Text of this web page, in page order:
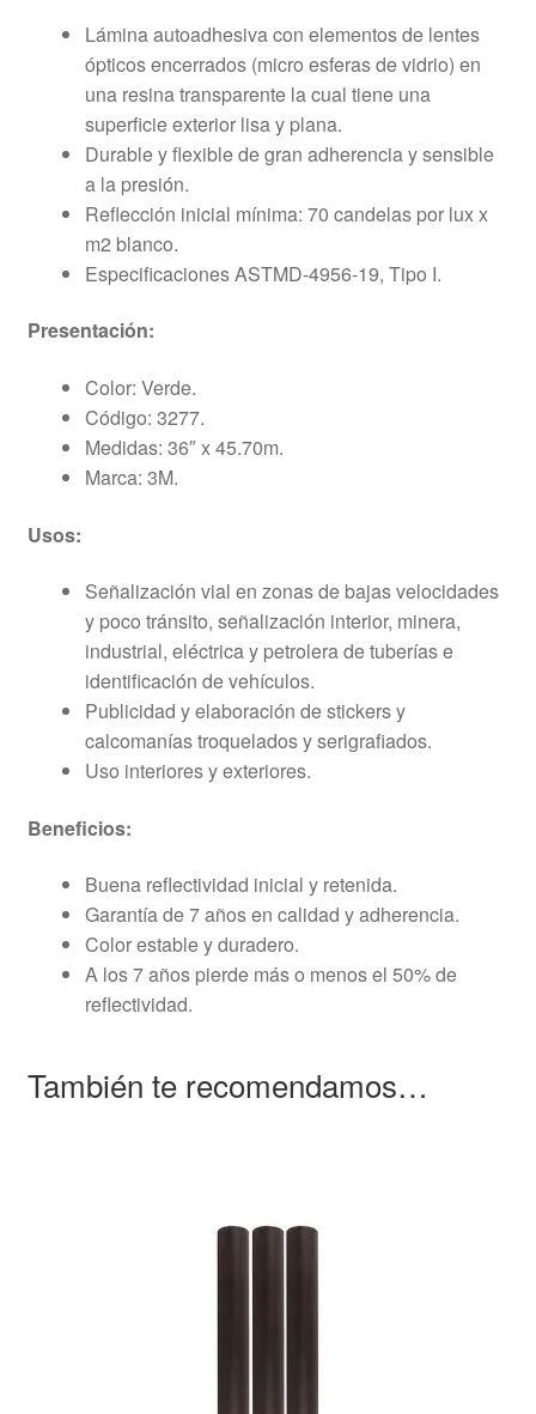
Lámina autoadhesiva con elementos de lentes
ópticos encerrados (micro esferas de vidrio) en
una resina transparente la cual tiene una
superficie exterior lisa y plana.
Durable y flexible de gran adherencia y sensible
a la presión.
Reflección inicial mínima: 70 candelas por lux x
m2 blanco.
Especificaciones ASTMD-4956-19, Tipo I.
Presentación:
Color: Verde.
Código: 3277.
Medidas: 36″ x 45.70m.
Marca: 3M.
Usos:
Señalización vial en zonas de bajas velocidades
y poco tránsito, señalización interior, minera,
industrial, eléctrica y petrolera de tuberías e
identificación de vehículos.
Publicidad y elaboración de stickers y
calcomanías troquelados y serigrafiados.
Uso interiores y exteriores.
Beneficios:
Buena reflectividad inicial y retenida.
Garantía de 7 años en calidad y adherencia.
Color estable y duradero.
A los 7 años pierde más o menos el 50% de
reflectividad.
También te recomendamos…